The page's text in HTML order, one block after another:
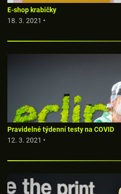
E-shop krabičky
18. 3. 2021 •
Pravidelné týdenní testy na COVID
12. 3. 2021 •